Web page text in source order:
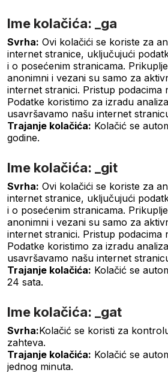
Ime kolačića: _ga
Svrha: Ovi kolačići se koriste za
internet stranice, uključujući
i o posećenim stranicama.
anonimni i vezani su samo za
internet stranici. Pristup podacima
Podatke koristimo za izradu
usavršavamo našu internet
Trajanje kolačića: Kolačić se
godine.
Ime kolačića: _git
Svrha: Ovi kolačići se koriste za
internet stranice, uključujući
i o posećenim stranicama.
anonimni i vezani su samo za
internet stranici. Pristup podacima
Podatke koristimo za izradu
usavršavamo našu internet
Trajanje kolačića: Kolačić se
24 sata.
Ime kolačića: _gat
Svrha:Kolačić se koristi za
zahteva.
Trajanje kolačića: Kolačić se
jednog minuta.